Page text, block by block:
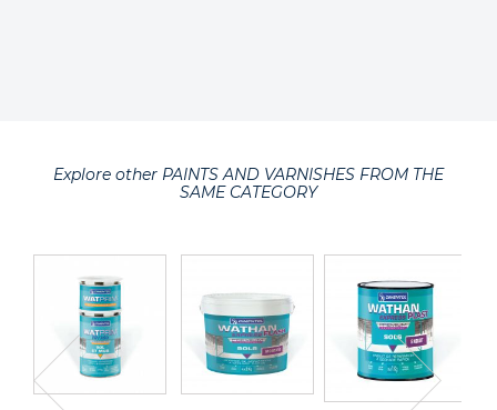
Explore other PAINTS AND VARNISHES FROM THE
SAME CATEGORY